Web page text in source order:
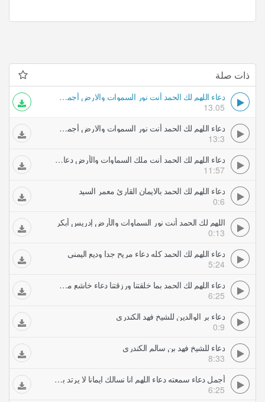
ذات صلة
دعاء اللهم لك الحمد أنت نور السموات والارض أجمل دعاء فهد الكندري
13.05
دعاء اللهم لك الحمد أنت نور السموات والارض أجمل دعاء فهد الكندري
13:3
دعاء اللهم لك الحمد أنت ملك السماوات والأرض دعاء مميز جدا هزاع البلوشي
11:57
دعاء اللهم لك الحمد بالايمان القارئ معمر السيد
0:6
اللهم لك الحمد أنت نور السماوات والأرض إدريس أبكر
0:13
دعاء اللهم لك الحمد كله دعاء مريح جدا وديع اليمني
5:24
دعاء اللهم لك الحمد بما خلقتنا ورزقتنا دعاء خاشع مشاري العفاسي
6:25
دعاء بر الوالدين للشيخ فهد الكندري
0:9
دعاء للشيخ فهد بن سالم الكندري
8:33
أجمل دعاء سمعته دعاء اللهم انا نسالك ايمانا لا يرتد بصوت سلمان العتيبي
6:25